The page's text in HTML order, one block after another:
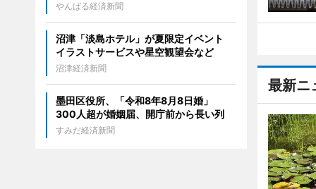
最新ニ
やんばる経済新聞
沼津「淡島ホテル」が夏限定イベント
イラストサービスや星空観望会など
沼津経済新聞
墨田区役所、「令和8年8月8日婚」
300人超が婚姻届、開庁前から長い列
すみだ経済新聞